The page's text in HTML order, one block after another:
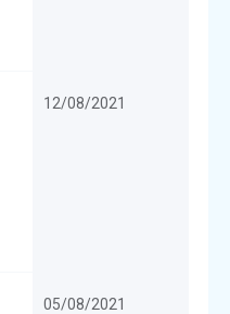
12/08/2021
05/08/2021